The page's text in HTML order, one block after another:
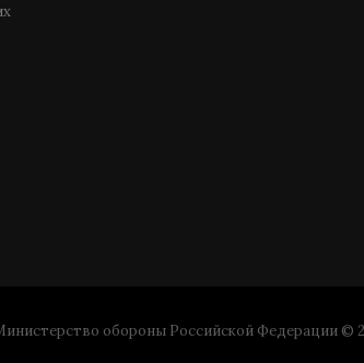
обороны Российской Федерации ©